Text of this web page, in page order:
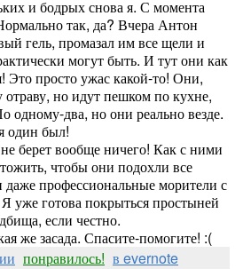
и бодрых снова я. С момента
так, да? Вчера Антон
гель, промазал им все щели и
могут быть. И тут они как
Это просто ужас какой-то! Они,
но идут пешком по кухне,
одному-два, но они реально везде.
один был!
берет вообще ничего! Как с ними
чтобы они подохли все
даже профессиональные морители с
уже готова покрыться простыней
если честно.
же засада. Спасите-помогите! :(
понравилось! в evernote